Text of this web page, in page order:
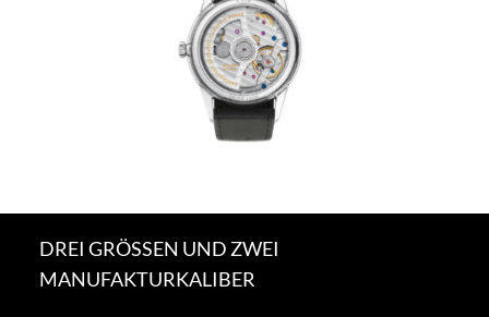
DREI GRÖSSEN UND ZWEI
MANUFAKTURKALIBER